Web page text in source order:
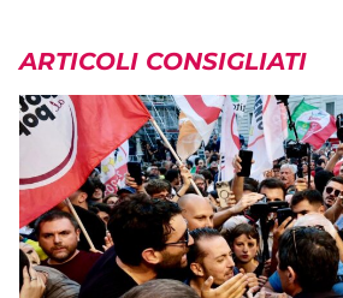
ARTICOLI CONSIGLIATI